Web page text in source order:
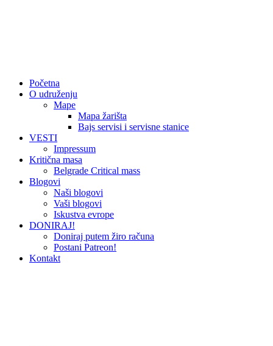
Početna
O udruženju
Mape
Mapa žarišta
Bajs servisi i servisne stanice
VESTI
Impressum
Kritična masa
Belgrade Critical mass
Blogovi
Naši blogovi
Vaši blogovi
Iskustva evrope
DONIRAJ!
Doniraj putem žiro računa
Postani Patreon!
Kontakt